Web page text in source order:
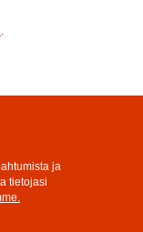
.
ja
tietojasi